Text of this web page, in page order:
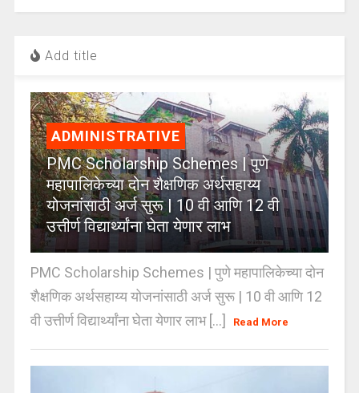
Add title
ADMINISTRATIVE
PMC Scholarship Schemes | पुणे
महापालिकेच्या दोन शैक्षणिक अर्थसहाय्य
योजनांसाठी अर्ज सुरू | 10 वी आणि 12 वी
उत्तीर्ण विद्यार्थ्यांना घेता येणार लाभ
PMC Scholarship Schemes | पुणे महापालिकेच्या दोन
शैक्षणिक अर्थसहाय्य योजनांसाठी अर्ज सुरू | 10 वी आणि 12
वी उत्तीर्ण विद्यार्थ्यांना घेता येणार लाभ [...]
Read More